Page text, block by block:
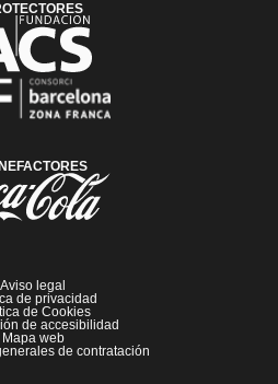
Aviso legal
de privacidad
de Cookies
de accesibilidad
Mapa web
de contratación